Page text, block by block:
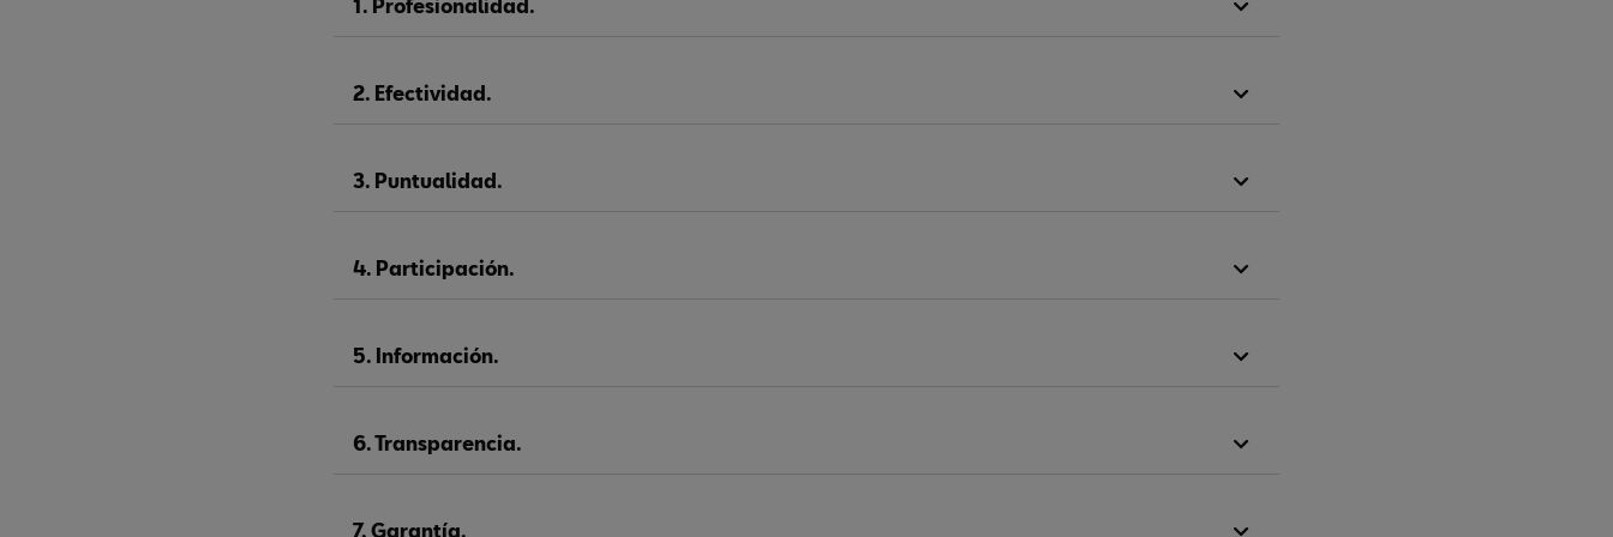
1. Profesionalidad.
2. Efectividad.
3. Puntualidad.
4. Participación.
5. Información.
6. Transparencia.
7. Garantía.